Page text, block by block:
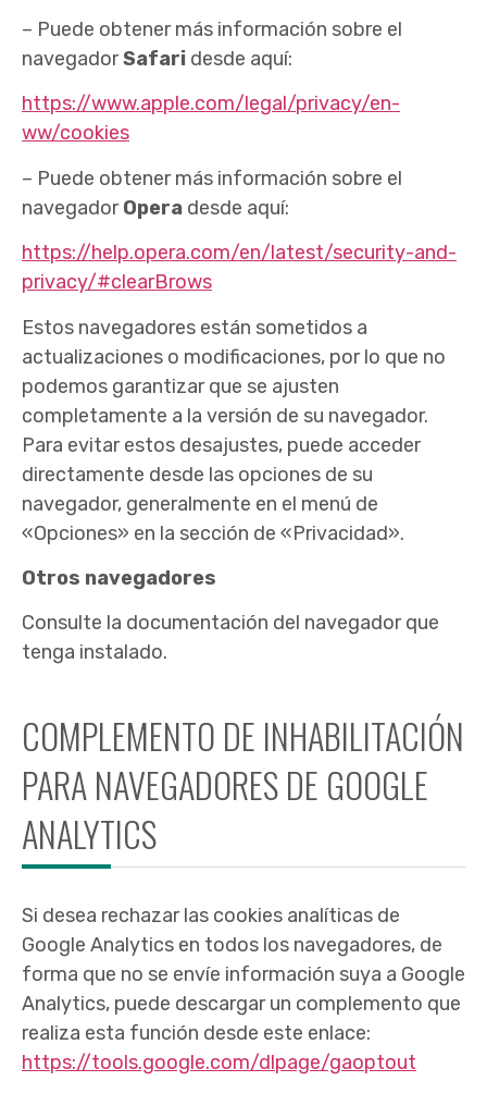
– Puede obtener más información sobre el
navegadorSafari desde aquí:
https://www.apple.com/legal/privacy/en-
ww/cookies
– Puede obtener más información sobre el
navegadorOpera desde aquí:
https://help.opera.com/en/latest/security-and-
privacy/#clearBrows
Estos navegadores están sometidos a
actualizaciones o modificaciones, por lo que no
podemos garantizar que se ajusten
completamente a la versión de su navegador.
Para evitar estos desajustes, puede acceder
directamente desde las opciones de su
navegador, generalmente en el menú de
«Opciones» en la sección de «Privacidad».
Otros navegadores
Consulte la documentación del navegador que
tenga instalado.
COMPLEMENTO DE INHABILITACIÓN
PARA NAVEGADORES DE GOOGLE
ANALYTICS
Si desea rechazar las cookies analíticas de
Google Analytics en todos los navegadores, de
forma que no se envíe información suya a Google
Analytics, puede descargar un complemento que
realiza esta función desde este enlace:
https://tools.google.com/dlpage/gaoptout